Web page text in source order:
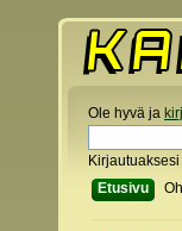
Ole hyvä ja
Etusivu